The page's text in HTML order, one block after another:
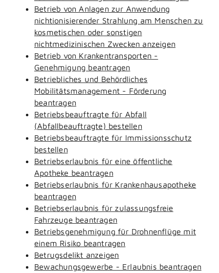
Betrieb von Anlagen zur Anwendung
nichtionisierender Strahlung am Menschen zu
kosmetischen oder sonstigen
nichtmedizinischen Zwecken anzeigen
Betrieb von Krankentransporten -
Genehmigung beantragen
Betriebliches und Behördliches
Mobilitätsmanagement - Förderung
beantragen
Betriebsbeauftragte für Abfall
(Abfallbeauftragte) bestellen
Betriebsbeauftragte für Immissionsschutz
bestellen
Betriebserlaubnis für eine öffentliche
Apotheke beantragen
Betriebserlaubnis für Krankenhausapotheke
beantragen
Betriebserlaubnis für zulassungsfreie
Fahrzeuge beantragen
Betriebsgenehmigung für Drohnenflüge mit
einem Risiko beantragen
Betrugsdelikt anzeigen
Bewachungsgewerbe - Erlaubnis beantragen